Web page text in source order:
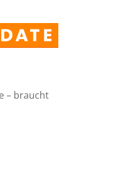
– braucht